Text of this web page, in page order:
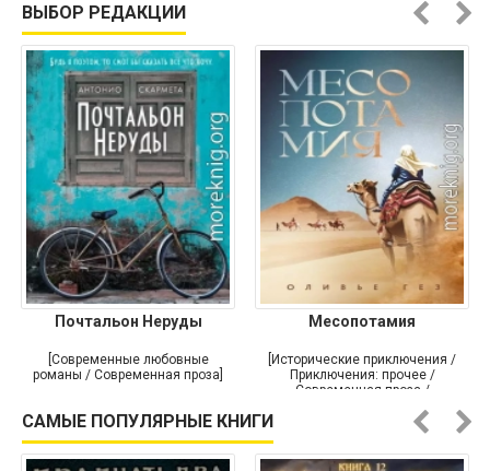
ВЫБОР РЕДАКЦИИ
Почтальон Неруды
[Современные любовные
романы / Современная проза]
Месопотамия
[Исторические приключения /
Приключения: прочее /
Современная проза /
САМЫЕ ПОПУЛЯРНЫЕ КНИГИ